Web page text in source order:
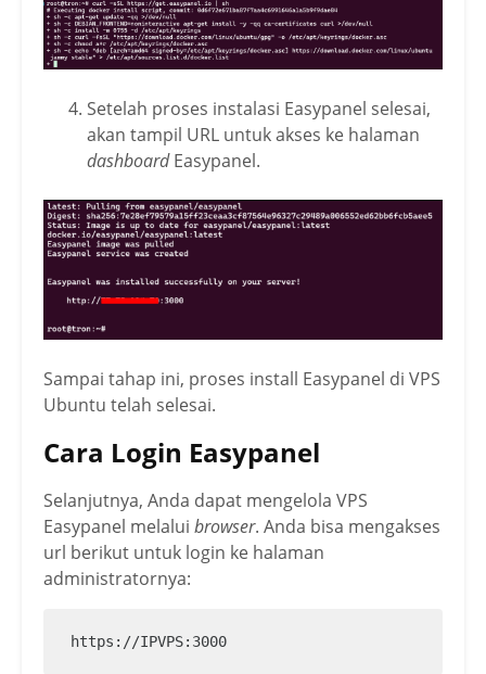
Setelah proses instalasi Easypanel selesai,
akan tampil URL untuk akses ke halaman
dashboardEasypanel.
Sampai tahap ini, proses install Easypanel di VPS
Ubuntu telah selesai.
Cara Login Easypanel
Selanjutnya, Anda dapat mengelola VPS
Easypanel melalui browser. Anda bisa mengakses
url berikut untuk login ke halaman
administratornya:
https://IPVPS:3000